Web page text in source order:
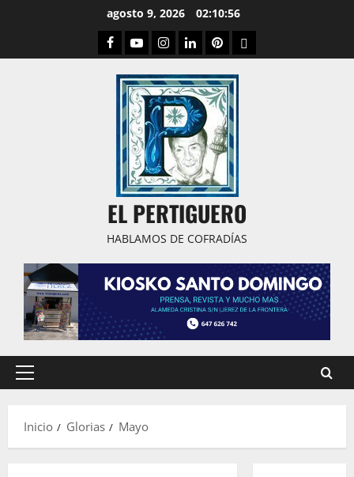
agosto 9, 2026 02:10:56
Facebook
YoutubeInstagram
LinkedPinterestDribbble
EL PERTIGUERO
HABLAMOS DE COFRADÍAS
Menú
Inicio
Glorias Mayo